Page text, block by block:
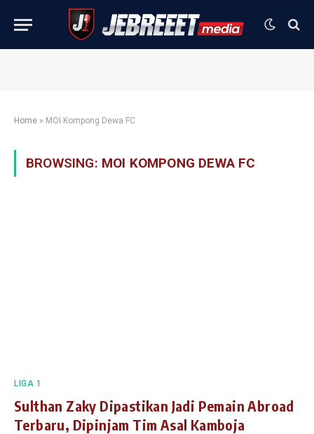
Home » MOI Kompong Dewa FC
BROWSING: MOI KOMPONG DEWA FC
LIGA 1
Sulthan Zaky Dipastikan Jadi Pemain Abroad
Terbaru, Dipinjam Tim Asal Kamboja